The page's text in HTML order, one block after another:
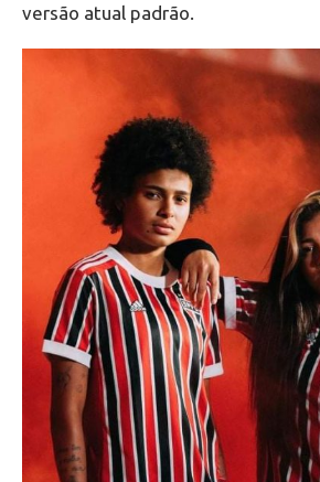
versão atual padrão.